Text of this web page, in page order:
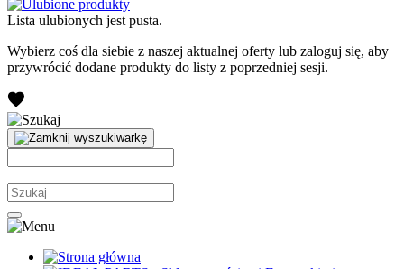
Lista ulubionych jest pusta.
Wybierz coś dla siebie z naszej aktualnej oferty lub zaloguj się, aby
przywrócić dodane produkty do listy z poprzedniej sesji.